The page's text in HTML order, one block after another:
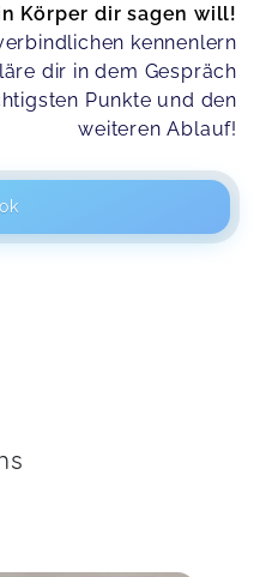
Körper dir sagen will!
kennenlern
dir in dem Gespräch
Punkte und den
weiteren Ablauf!